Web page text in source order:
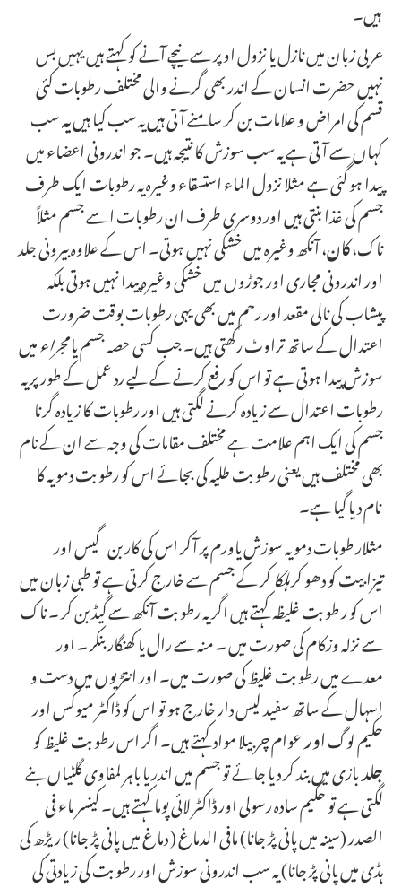
عربی زبان میں نازل یا نزول اوپر سے نیچے آنے کو کہتے ہیں یہیں بس
نہیں حضرت انسان کے اندر بھی گرنے والی مختلف رطوبات کئی
قسم کی امراض و علامات بن کر سامنے آتی ہیں یہ سب کیا ہیںیہسب
کہاں سے آتی ہے یہ سب سوزش کا نتیجہ ہیں۔ جو اندرونی اعضاء میں
پیدا ہو گئی ہے مثلا نزول الماء استسقاء وغیرہ یہ رطوبات ایک طرف
جسم کی غذا بنتی ہیں اور دوسری طرف ان رطوبات ا سے جسم مثلاً
ناک،کان، آنکھ وغیرہ میں خشکی نہیں ہوتی۔ اس کے علاوہ بیرونی جلد
اور اندرونی مجاری اور جوڑوں میں خشکی وغیرہ پیدا نہیں ہوتی بلکہ
پیشاب کی نالی مقعد اور رحم میں بھی یہی رطوبات بوقت ضرورت
اعتدال کے ساتھ تراوٹ رکھتی ہیں۔ جب کسی حصہ جسم یامجراءمیں
سوزش پیدا ہوتی ہے تو اس کو رفع کرنے کے لیے رد عمل کے طور پر یہ
رطوبات اعتدال سے زیادہ کرنے لگتی ہیں اور رطوبات کا زیادہ گرنا
جسم کی ایک اہم علامت ہے مختلف مقامات کی وجہ سے ان کے نام
بھی مختلف ہیں یعنی رطوبت طلیہ کی بجائے اس کو رطوبت دمویہ کا
نام دیا گیا ہے۔
مثلار طوبات دمویہ سوزش یاورم پر آکر اس کی کار بن گیس اور
تیزابیت کو دھو کرہلکاکر کے جسم سے خارج کرتی ہے تو طبی زبان میں
اس کو ر طوبت غلیظہ کہتے ہیں اگر یہ رطوبت آنکھ سے گیڈ بن کر ۔ ناک
سے نزلہ وزکام کی صورت میں ۔ منہ سے رال یا کھنگار بنکر ۔ اور
معدے میں رطوبت غلیظ کی صورت میں۔ اور انتڑیوں میں دست و
اسہال کے ساتھ سفید لیس دار خارج ہو تو اس کو ڈاکٹر میوکس اور
حکیم لوگاورعوام چر بیلا مواد کہتے ہیں۔ اگر اس رطوبت غلیظ کو
جلدبازی میں بند کر دیا جائے تو جسم میں اندر یا باہر لمفاوی گلٹیاں بنے
لگتی ہے تو حکیم سادہ رسولی اور ڈاکٹر لائی پوما کہتے ہیں۔ کینسر ماء فی
الصدر (سینہ میں پانی پڑ جانا) مافی الدماغ ( دماغ میں پانی پڑ جانا) ریڑھ کی
ہڈی میں پانی پڑ جانا) یہ سب اندرونی سوزش اور رطوبت کی زیادتی کی